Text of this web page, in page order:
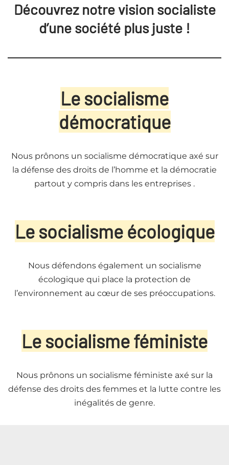
Découvrez notre vision socialiste
d’une société plus juste !
Le socialisme
démocratique
Nous prônons un socialisme démocratique axé sur
la défense des droits de l’homme et la démocratie
partout y compris dans les entreprises .
Le socialisme écologique
Nous défendons également un socialisme
écologique qui place la protection de
l’environnement au cœur de ses préoccupations.
Le socialisme féministe
Nous prônons un socialisme féministe axé sur la
défense des droits des femmes et la lutte contre les
inégalités de genre.